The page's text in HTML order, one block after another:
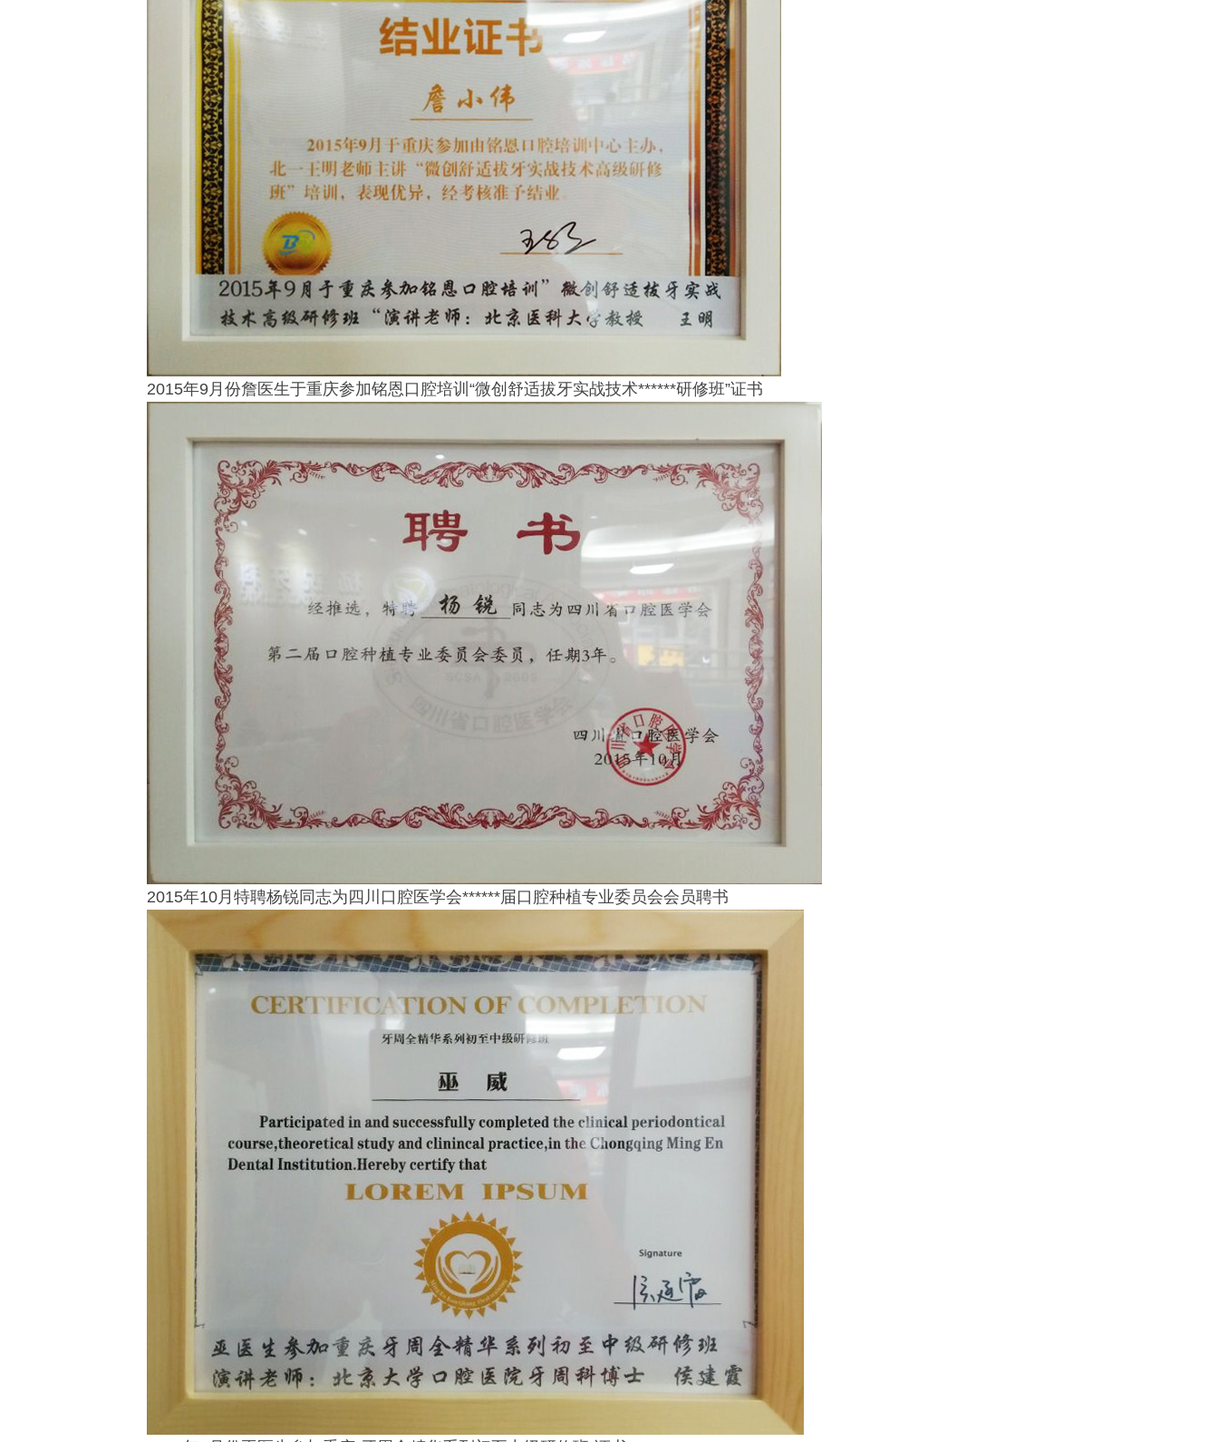
2015年9月份詹医生于重庆参加铭恩口腔培训“微创舒适拔牙实战技术******研修班”证书
2015年10月特聘杨锐同志为四川口腔医学会******届口腔种植专业委员会会员聘书